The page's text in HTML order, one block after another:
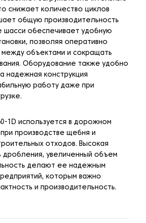
снижает количество циклов
общую производительность
шасси обеспечивает удобную
позволяя оперативно
объектами и сокращать
Оборудование также удобно
надежная конструкция
работу даже при
1D используется в дорожном
производстве щебня и
отходов. Высокая
увеличенный объем
делают ее надежным
которым важно
и производительность.